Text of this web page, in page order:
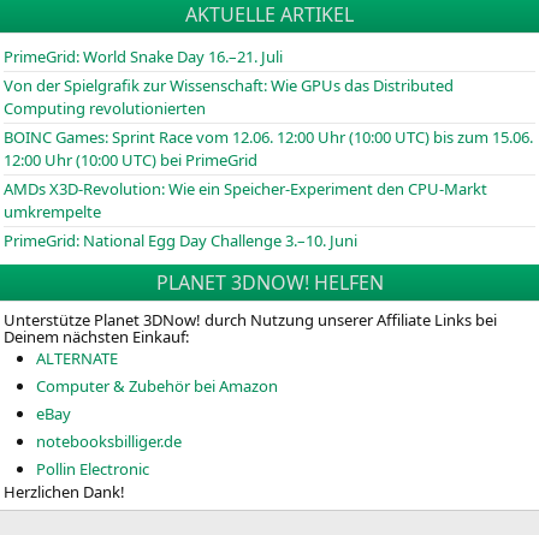
AKTUELLE ARTIKEL
PrimeGrid: World Snake Day 16.–21. Juli
Von der Spielgrafik zur Wissenschaft: Wie GPUs das Distributed
Computing revolutionierten
BOINCGames: Sprint Race vom 12.06. 12:00 Uhr (10:00 UTC) bis zum 15.06.
12:00 Uhr (10:00 UTC) bei PrimeGrid
AMDs X3D-Revolution: Wie ein Speicher-Experiment den CPU-Markt
umkrempelte
PrimeGrid: National Egg Day Challenge 3.–10. Juni
PLANET 3DNOW! HELFEN
Unterstütze Planet 3DNow! durch Nutzung unserer Affiliate Links bei
Deinem nächsten Einkauf:
ALTERNATE
Computer & Zubehör bei Amazon
eBay
notebooksbilliger.de
Pollin Electronic
Herzlichen Dank!